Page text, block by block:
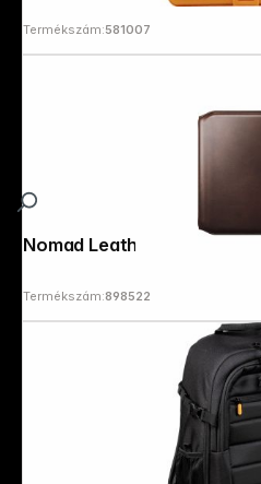
Termékszám:581007
Termékszám:898522